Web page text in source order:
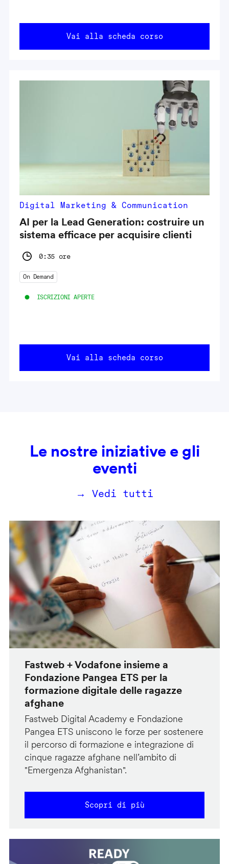
Vai alla scheda corso
Digital Marketing & Communication
AI per la Lead Generation: costruire un
sistema efficace per acquisire clienti
0:35 ore
On Demand
ISCRIZIONI APERTE
Vai alla scheda corso
Le nostre iniziative e gli
eventi
→ Vedi tutti
Fastweb + Vodafone insieme a
Fondazione Pangea ETS per la
formazione digitale delle ragazze
afghane
Fastweb Digital Academy e Fondazione
Pangea ETS uniscono le forze per sostenere
il percorso di formazione e integrazione di
cinque ragazze afghane nell’ambito di
"Emergenza Afghanistan".
Scopri di più